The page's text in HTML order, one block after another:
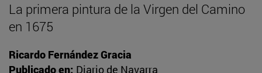
La primera pintura de la Virgen del Camino
en 1675
Ricardo Fernández Gracia
Publicado en: Diario de Navarra